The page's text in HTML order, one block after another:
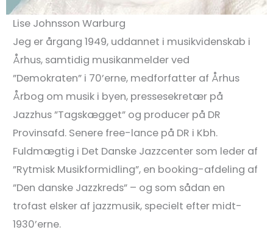
Lise Johnsson Warburg
Jeg er årgang 1949, uddannet i musikvidenskab i
Århus, samtidig musikanmelder ved
”Demokraten” i 70’erne, medforfatter af Århus
Årbog om musik i byen, pressesekretær på
Jazzhus ”Tagskægget” og producer på DR
Provinsafd. Senere free-lance på DR i Kbh.
Fuldmægtig i Det Danske Jazzcenter som leder af
”Rytmisk Musikformidling”, en booking-afdeling af
”Den danske Jazzkreds” – og som sådan en
trofast elsker af jazzmusik, specielt efter midt-
1930’erne.